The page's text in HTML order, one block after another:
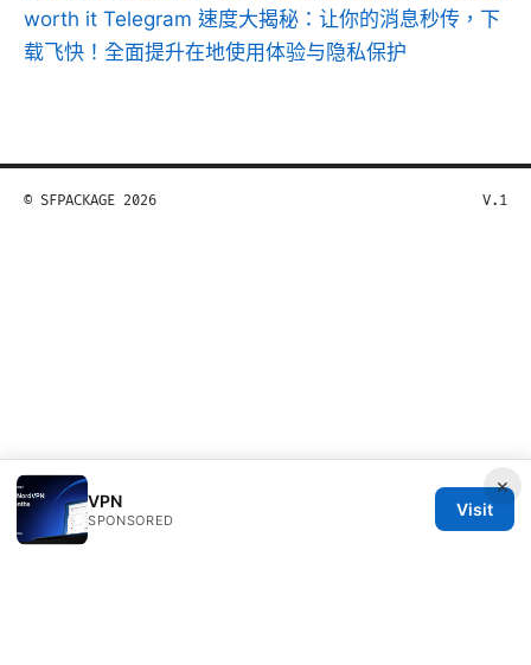
worth it Telegram 速度大揭秘：让你的消息秒传，下
载飞快！全面提升在地使用体验与隐私保护
×
VPN
SPONSORED
Visit
© SFPACKAGE 2026 V.1